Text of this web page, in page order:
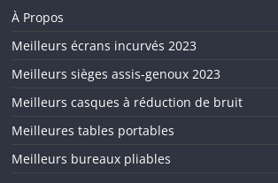
À Propos
Meilleurs écrans incurvés 2023
Meilleurs sièges assis-genoux 2023
Meilleurs casques à réduction de bruit
Meilleures tables portables
Meilleurs bureaux pliables